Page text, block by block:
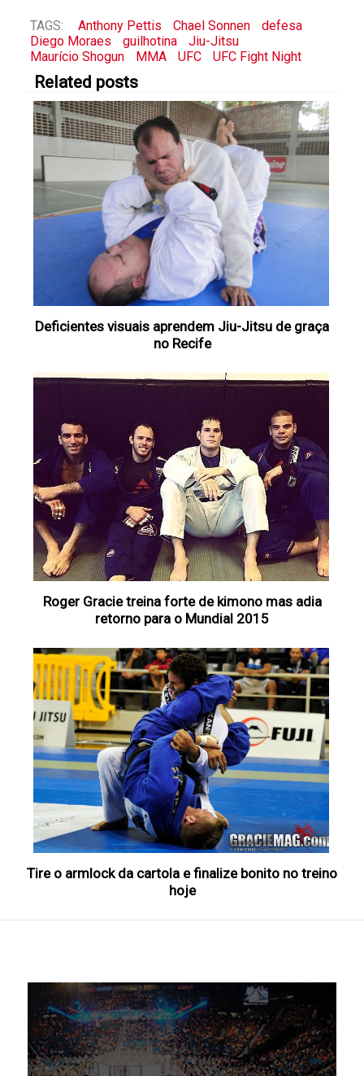
TAGS: Anthony Pettis Chael Sonnen
defesa
Diego Moraes
guilhotina
Jiu-Jitsu
Maurício Shogun
MMA UFC UFC Fight Night
Related posts
Deficientes visuais aprendem Jiu-Jitsu de graça
no Recife
Roger Gracie treina forte de kimono mas adia
retorno para o Mundial 2015
Tire o armlock da cartola e finalize bonito no treino
hoje